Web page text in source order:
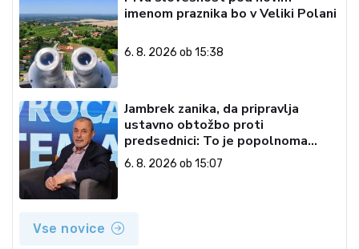
imenom praznika bo v Veliki Polani
6. 8. 2026 ob 15:38
Jambrek zanika, da pripravlja
ustavno obtožbo proti
predsednici: To je popolnoma
neresnična informacija
6. 8. 2026 ob 15:07
Vse novice